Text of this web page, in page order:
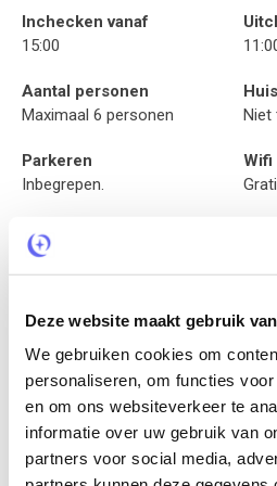
Deze website maakt gebruik
We gebruiken cookies om
personaliseren, om functies
en om ons websiteverkeer te
informatie over uw gebruik van
partners voor social media,
Inchecken vanaf
15:00
Aantal personen
Maximaal 6 personen
Niet
Parkeren
Inbegrepen.
Wifi
Cadeaubon verzilveren
Heb je een cadeaubon van
OrigineelOvernachten en wil
hotel? Neem dan even
contact op via:
info@origineelovernachten.nl
en je ontvangt van ons
verzilveren.